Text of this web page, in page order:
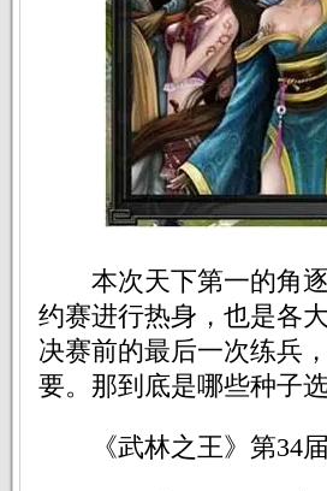
本次天下第一的角逐
约赛进行热身，也是各
决赛前的最后一次练兵
要。那到底是哪些种子
《武林之王》第34届